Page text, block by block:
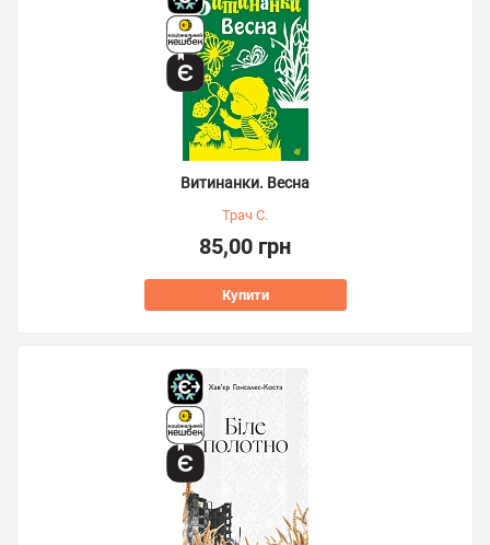
Витинанки. Весна
Трач С.
85,00 грн
Купити